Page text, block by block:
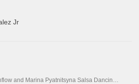
Jr
and Marina Pyatnitsyna Salsa Dancin…